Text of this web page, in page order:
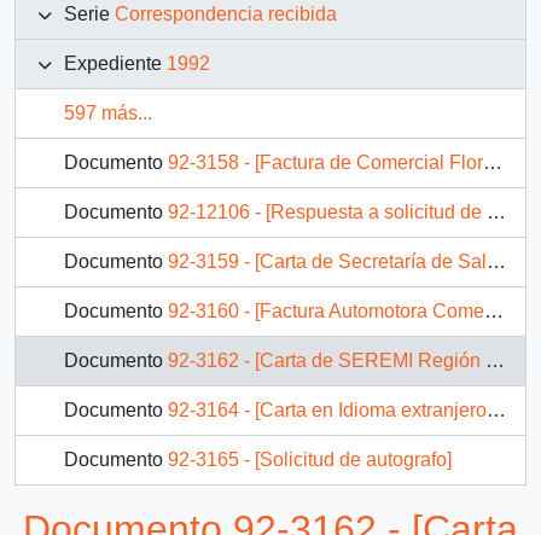
Serie Correspondencia recibida
Expediente 1992
597 más...
Documento 92-3158 - [Factura de Comercial Flores de artículos de pintura]
Documento 92-12106 - [Respuesta a solicitud de vivienda]
Documento 92-3159 - [Carta de Secretaría de Salud dando sobre orientación entregada a representante de Fundación Gustavo Chiang]
Documento 92-3160 - [Factura Automotora Comercial Costabal y Echeñique]
Documento 92-3162 - [Carta de SEREMI Región de los Lagos sobre Visita Presidencial]
Documento 92-3164 - [Carta en Idioma extranjero dirigida a Presidencia]
Documento 92-3165 - [Solicitud de autografo]
92-3168 - [Fotografía de escultura]